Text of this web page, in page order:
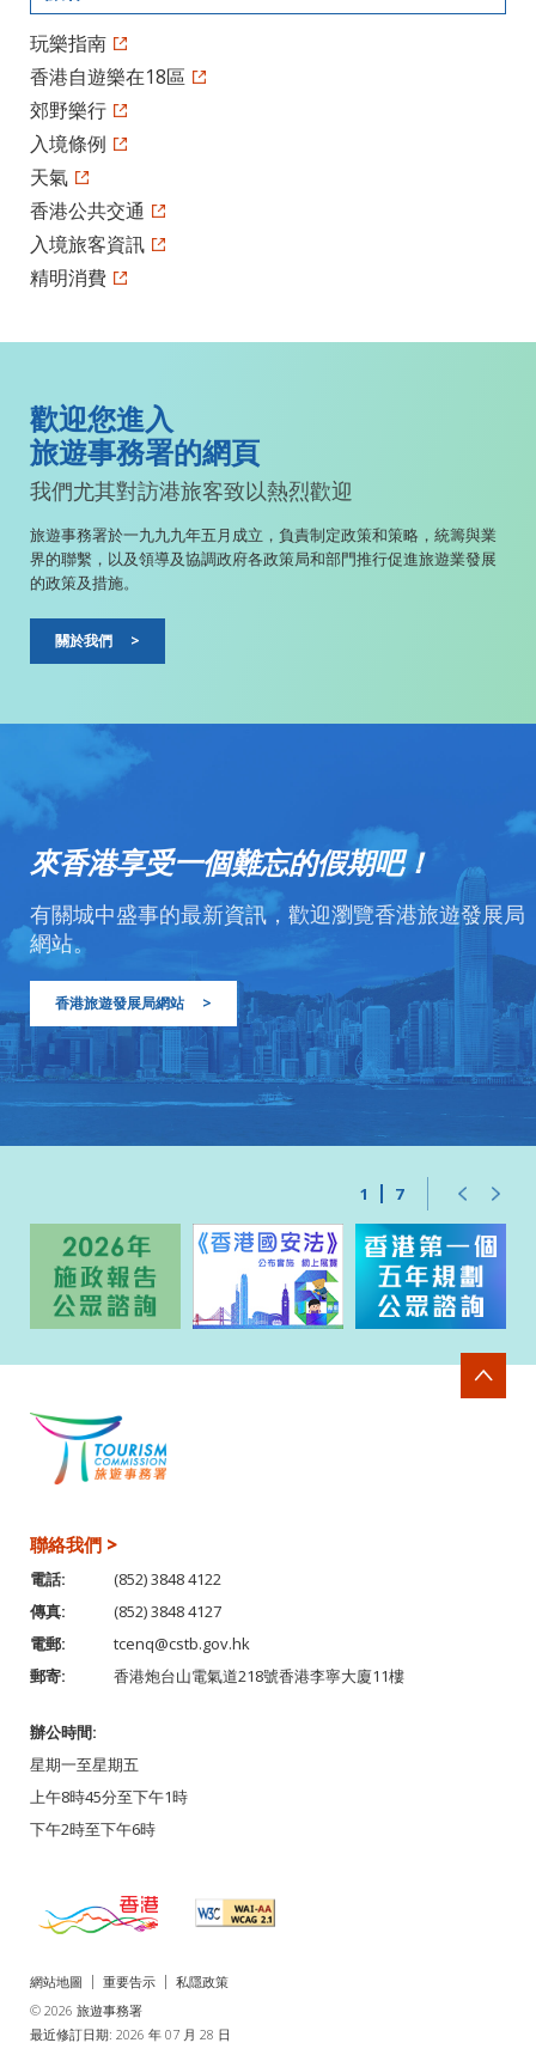
玩樂指南
香港自遊樂在18區
郊野樂行
入境條例
天氣
香港公共交通
入境旅客資訊
精明消費
歡迎您進入
旅遊事務署的網頁
我們尤其對訪港旅客致以熱烈歡迎
旅遊事務署於一九九九年五月成立，負責制定政策和策略，統籌與業
界的聯繫，以及領導及協調政府各政策局和部門推行促進旅遊業發展
的政策及措施。
關於我們 >
來香港享受一個難忘的假期吧！
有關城中盛事的最新資訊，歡迎瀏覽香港旅遊發展局
網站。
香港旅遊發展局網站 >
1 7
聯絡我們 >
電話:
(852) 3848 4122
傳真:
(852) 3848 4127
電郵:
tcenq@cstb.gov.hk
郵寄:
香港炮台山電氣道218號香港李寧大廈11樓
辦公時間:
星期一至星期五
上午8時45分至下午1時
下午2時至下午6時
網站地圖 重要告示
私隱政策
© 2026 旅遊事務署
最近修訂日期: 2026 年 07 月 28 日